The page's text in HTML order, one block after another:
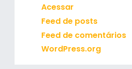
Acessar
Feed de posts
Feed de comentários
WordPress.org